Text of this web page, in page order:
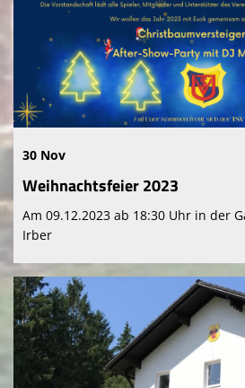
30 Nov
Weihnachtsfeier 2023
Am 09.12.2023 ab 18:30 Uhr in der
Irber